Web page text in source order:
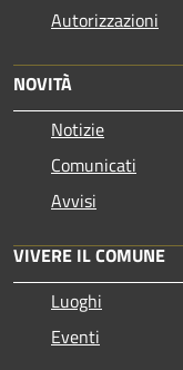
Autorizzazioni
NOVITÀ
Notizie
Comunicati
Avvisi
VIVERE IL COMUNE
Luoghi
Eventi